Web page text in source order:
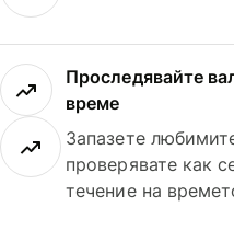
Проследявайте
време
Запазете
проверявате как
течение на